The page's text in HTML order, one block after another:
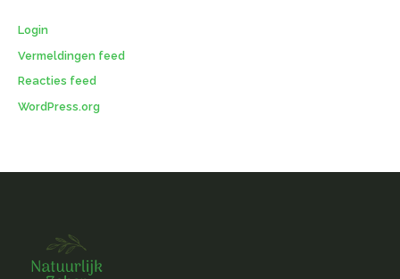
Login
Vermeldingen feed
Reacties feed
WordPress.org